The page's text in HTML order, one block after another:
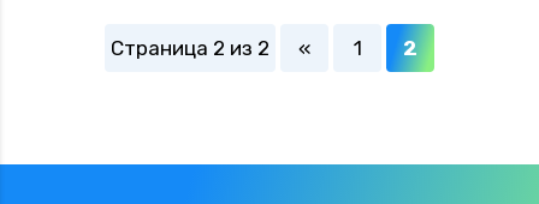
Страница 2 из 2 « 1 2